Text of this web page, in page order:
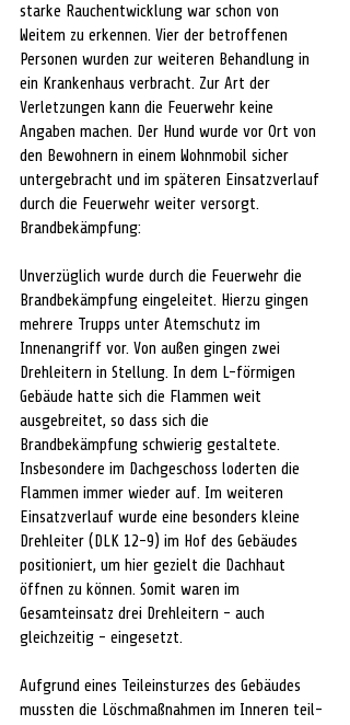
starke Rauchentwicklung war schon von
Weitem zu erkennen. Vier der betroffenen
Personen wurden zur weiteren Behandlung in
ein Krankenhaus verbracht. Zur Art der
Verletzungen kann die Feuerwehr keine
Angaben machen. Der Hund wurde vor Ort von
den Bewohnern in einem Wohnmobil sicher
untergebracht und im späteren Einsatzverlauf
durch die Feuerwehr weiter versorgt.
Brandbekämpfung:
Unverzüglich wurde durch die Feuerwehr die
Brandbekämpfung eingeleitet. Hierzu gingen
mehrere Trupps unter Atemschutz im
Innenangriff vor. Von außen gingen zwei
Drehleitern in Stellung. In dem L-förmigen
Gebäude hatte sich die Flammen weit
ausgebreitet, so dass sich die
Brandbekämpfung schwierig gestaltete.
Insbesondere im Dachgeschoss loderten die
Flammen immer wieder auf. Im weiteren
Einsatzverlauf wurde eine besonders kleine
Drehleiter (DLK 12-9) im Hof des Gebäudes
positioniert, um hier gezielt die Dachhaut
öffnen zu können. Somit waren im
Gesamteinsatz drei Drehleitern - auch
gleichzeitig - eingesetzt.
Aufgrund eines Teileinsturzes des Gebäudes
mussten die Löschmaßnahmen im Inneren teil-